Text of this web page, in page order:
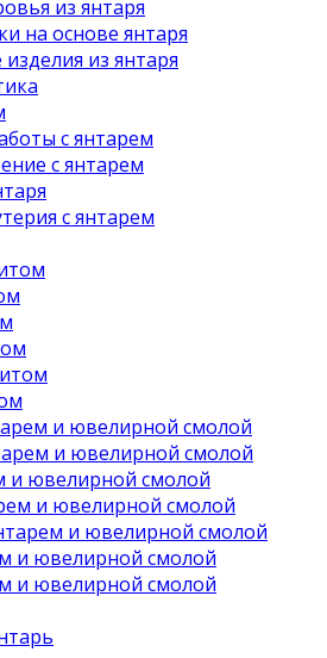
из янтаря
на основе янтаря
из янтаря
с янтарем
с янтарем
с янтарем
и ювелирной смолой
и ювелирной смолой
и ювелирной смолой
и ювелирной смолой
и ювелирной смолой
и ювелирной смолой
и ювелирной смолой